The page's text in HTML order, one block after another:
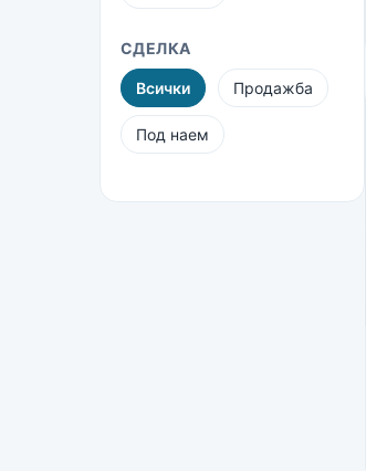
СДЕЛКА
Всички Продажба
Под наем